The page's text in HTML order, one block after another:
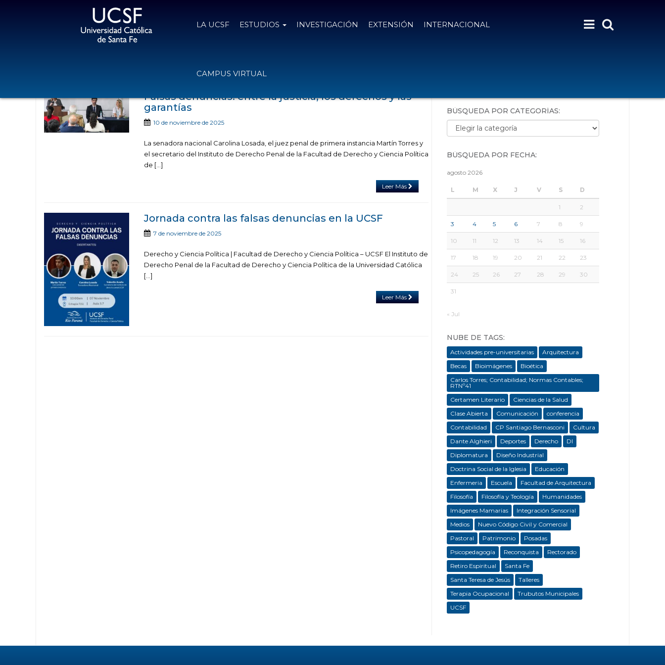
LA UCSF ESTUDIOS INVESTIGACIÓN EXTENSIÓN INTERNACIONAL
CAMPUS VIRTUAL
Falsas denuncias: entre la justicia, los derechos y las
garantías
10 de noviembre de 2025
La senadora nacional Carolina Losada, el juez penal de primera instancia Martín Torres y
el secretario del Instituto de Derecho Penal de la Facultad de Derecho y Ciencia Política
de […]
Leer Más
Jornada contra las falsas denuncias en la UCSF
7 de noviembre de 2025
Derecho y Ciencia Política | Facultad de Derecho y Ciencia Política – UCSF El Instituto de
Derecho Penal de la Facultad de Derecho y Ciencia Política de la Universidad Católica
[…]
Leer Más
BÚSQUEDA POR CATEGORÍAS:
Búsqueda por categorías:
BÚSQUEDA POR FECHA:
agosto 2026
L M X J V S D
1 2
3 4 5 6 7 8 9
10 11 12 13 14 15 16
17 18 19 20 21 22 23
24 25 26 27 28 29 30
31
« Jul
NUBE DE TAGS:
Actividades pre-universitarias
Arquitectura
Becas
Bioimágenes
Bioética
Carlos Torres; Contabilidad; Normas Contables;
RTNº41
Certamen Literario
Ciencias de la Salud
Clase Abierta
Comunicación
conferencia
Contabilidad
CP Santiago Bernasconi
Cultura
Dante Alghieri
Deportes Derecho
DI
Diplomatura
Diseño Industrial
Doctrina Social de la Iglesia
Educación
Enfermeria
Escuela
Facultad de Arquitectura
Filosofía
Filosofía y Teología
Humanidades
Imágenes Mamarias
Integración Sensorial
Medios
Nuevo Código Civil y Comercial
Pastoral
Patrimonio
Posadas
Psicopedagogía
Reconquista
Rectorado
Retiro Espiritual
Santa Fe
Santa Teresa de Jesús
Talleres
Terapia Ocupacional
Trubutos Municipales
UCSF